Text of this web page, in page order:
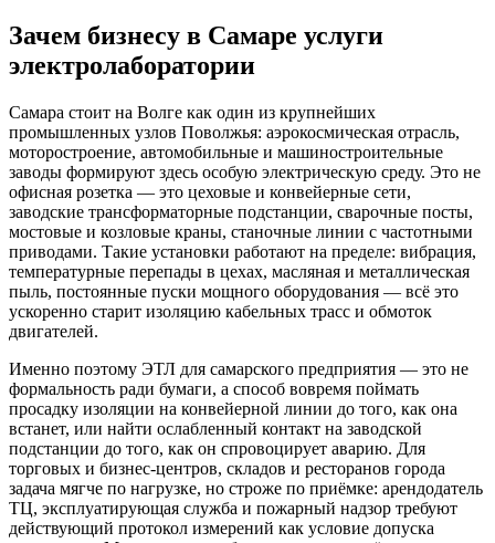
Зачем бизнесу в Самаре услуги
электролаборатории
Самара стоит на Волге как один из крупнейших
промышленных узлов Поволжья: аэрокосмическая отрасль,
моторостроение, автомобильные и машиностроительные
заводы формируют здесь особую электрическую среду. Это не
офисная розетка — это цеховые и конвейерные сети,
заводские трансформаторные подстанции, сварочные посты,
мостовые и козловые краны, станочные линии с частотными
приводами. Такие установки работают на пределе: вибрация,
температурные перепады в цехах, масляная и металлическая
пыль, постоянные пуски мощного оборудования — всё это
ускоренно старит изоляцию кабельных трасс и обмоток
двигателей.
Именно поэтому ЭТЛ для самарского предприятия — это не
формальность ради бумаги, а способ вовремя поймать
просадку изоляции на конвейерной линии до того, как она
встанет, или найти ослабленный контакт на заводской
подстанции до того, как он спровоцирует аварию. Для
торговых и бизнес-центров, складов и ресторанов города
задача мягче по нагрузке, но строже по приёмке: арендодатель
ТЦ, эксплуатирующая служба и пожарный надзор требуют
действующий протокол измерений как условие допуска